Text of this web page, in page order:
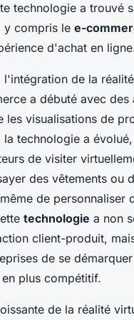
technologie a trouvé
y compris le e-
d'achat en
l'intégration de la
a débuté avec des
les visualisations de
technologie a
de visiter
des vêtements ou
de personnaliser
technologie a non
client-produit,
de se
plus compétitif.
de la réalité